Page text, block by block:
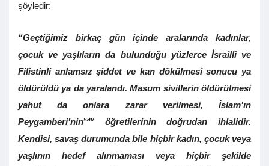
şöyledir:
“Geçtiğimiz birkaç gün içinde aralarında kadınlar,
çocuk ve yaşlıların da bulunduğu yüzlerce İsrailli ve
Filistinli anlamsız şiddet ve kan dökülmesi sonucu ya
öldürüldü ya da yaralandı. Masum sivillerin öldürülmesi
yahut da onlara zarar verilmesi, İslam’ın
Peygamberi’ninsavöğretilerinin doğrudan ihlalidir.
Kendisi, savaş durumunda bile hiçbir kadın, çocuk veya
yaşlının hedef alınmaması veya hiçbir şekilde